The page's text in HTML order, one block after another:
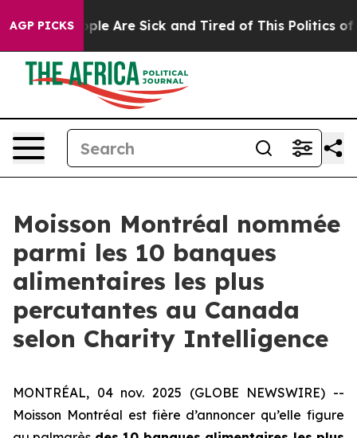
AGP PICKS
“People Are Sick and Tired of This Politics of
Moisson Montréal nommée
parmi les 10 banques
alimentaires les plus
percutantes au Canada
selon Charity Intelligence
MONTRÉAL, 04 nov. 2025 (GLOBE NEWSWIRE) --
Moisson Montréal est fière d’annoncer qu’elle figure